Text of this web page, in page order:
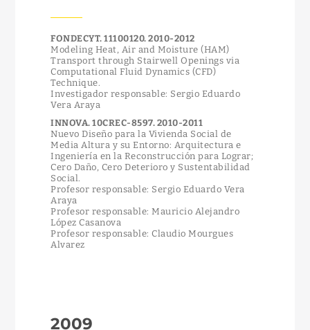
FONDECYT. 11100120. 2010-2012
Modeling Heat, Air and Moisture (HAM)
Transport through Stairwell Openings via
Computational Fluid Dynamics (CFD)
Technique.
Investigador responsable: Sergio Eduardo
Vera Araya
INNOVA. 10CREC-8597. 2010-2011
Nuevo Diseño para la Vivienda Social de
Media Altura y su Entorno: Arquitectura e
Ingeniería en la Reconstrucción para Lograr;
Cero Daño, Cero Deterioro y Sustentabilidad
Social.
Profesor responsable: Sergio Eduardo Vera
Araya
Profesor responsable: Mauricio Alejandro
López Casanova
Profesor responsable: Claudio Mourgues
Alvarez
2009